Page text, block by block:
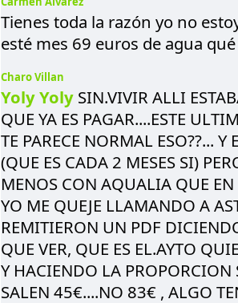
Tienes toda la razón yo no
esté mes 69 euros de agua
Charo Villan
Yoly Yoly SIN.VIVIR ALLI
QUE YA ES PAGAR....ESTE
TE PARECE NORMAL ESO??...
(QUE ES CADA 2 MESES SI)
MENOS CON AQUALIA QUE
YO ME QUEJE LLAMANDO A
REMITIERON UN PDF
QUE VER, QUE ES EL.AYTO
Y HACIENDO LA PROPORCION
SALEN 45€....NO 83€ , ALGO